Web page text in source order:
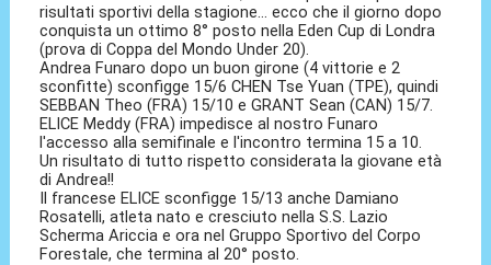
risultati sportivi della stagione... ecco che il giorno dopo
conquista un ottimo 8° posto nella Eden Cup di Londra
(prova di Coppa del Mondo Under 20).
Andrea Funaro dopo un buon girone (4 vittorie e 2
sconfitte) sconfigge 15/6 CHEN Tse Yuan (TPE), quindi
SEBBAN Theo (FRA) 15/10 e GRANT Sean (CAN) 15/7.
ELICE Meddy (FRA) impedisce al nostro Funaro
l'accesso alla semifinale e l'incontro termina 15 a 10.
Un risultato di tutto rispetto considerata la giovane età
di Andrea!!
Il francese ELICE sconfigge 15/13 anche Damiano
Rosatelli, atleta nato e cresciuto nella S.S. Lazio
Scherma Ariccia e ora nel Gruppo Sportivo del Corpo
Forestale, che termina al 20° posto.